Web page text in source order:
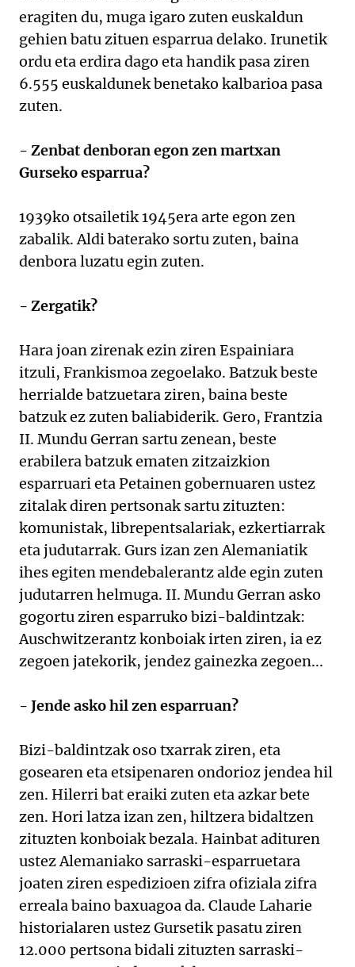
eragiten du, muga igaro zuten euskaldun
gehien batu zituen esparrua delako. Irunetik
ordu eta erdira dago eta handik pasa ziren
6.555 euskaldunek benetako kalbarioa pasa
zuten.
- Zenbat denboran egon zen martxan
Gurseko esparrua?
1939ko otsailetik 1945era arte egon zen
zabalik. Aldi baterako sortu zuten, baina
denbora luzatu egin zuten.
- Zergatik?
Hara joan zirenak ezin ziren Espainiara
itzuli, Frankismoa zegoelako. Batzuk beste
herrialde batzuetara ziren, baina beste
batzuk ez zuten baliabiderik. Gero, Frantzia
II. Mundu Gerran sartu zenean, beste
erabilera batzuk ematen zitzaizkion
esparruari eta Petainen gobernuaren ustez
zitalak diren pertsonak sartu zituzten:
komunistak, librepentsalariak, ezkertiarrak
eta judutarrak. Gurs izan zen Alemaniatik
ihes egiten mendebalerantz alde egin zuten
judutarren helmuga. II. Mundu Gerran asko
gogortu ziren esparruko bizi-baldintzak:
Auschwitzerantz konboiak irten ziren, ia ez
zegoen jatekorik, jendez gainezka zegoen...
- Jende asko hil zen esparruan?
Bizi-baldintzak oso txarrak ziren, eta
gosearen eta etsipenaren ondorioz jendea hil
zen. Hilerri bat eraiki zuten eta azkar bete
zen. Hori latza izan zen, hiltzera bidaltzen
zituzten konboiak bezala. Hainbat adituren
ustez Alemaniako sarraski-esparruetara
joaten ziren espedizioen zifra ofiziala zifra
erreala baino baxuagoa da. Claude Laharie
historialaren ustez Gursetik pasatu ziren
12.000 pertsona bidali zituzten sarraski-